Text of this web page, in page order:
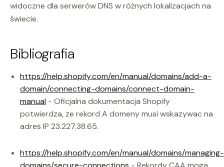
widoczne dla serwerów DNS w różnych lokalizacjach na
świecie.
Bibliografia
https://help.shopify.com/en/manual/domains/add-a-
domain/connecting-domains/connect-domain-
manual - Oficjalna dokumentacja Shopify
potwierdza, ze rekord A domeny musi wskazywac na
adres IP 23.227.38.65.
https://help.shopify.com/en/manual/domains/managing-